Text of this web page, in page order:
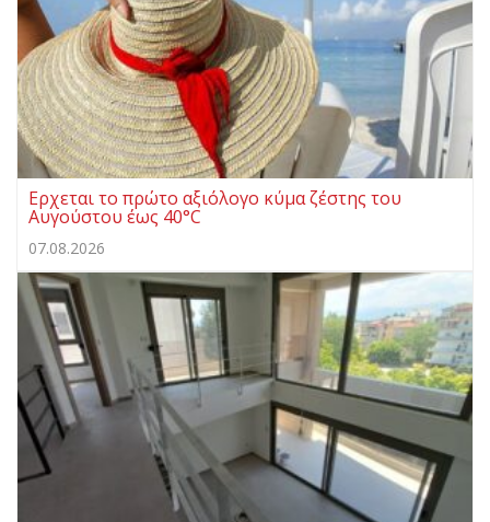
Ερχεται το πρώτο αξιόλογο κύμα ζέστης του
Αυγούστου έως 40°C
07.08.2026